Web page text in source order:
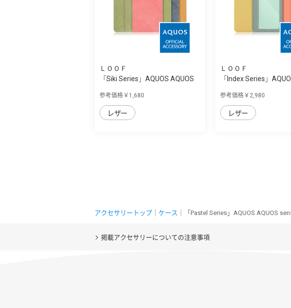
ＬＯＯＦ
「Siki Series」AQUOS AQUOS
参考価格￥1,680
レザー
ＬＯＯＦ
「Index Series」
参考価格￥2,980
レザー
アクセサリートップ ケース ｜「Pastel Series」AQUOS AQUOS
掲載アクセサリーについての注意事項